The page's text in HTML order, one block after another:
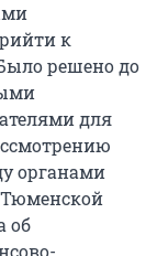
к
решено до
для
органами
Тюменской
об